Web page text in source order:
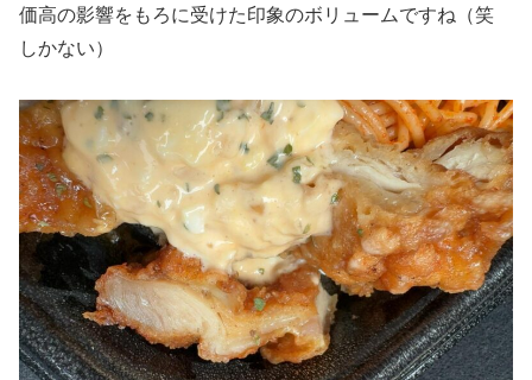
価高の影響をもろに受けた印象のボリュームですね（笑
しかない）